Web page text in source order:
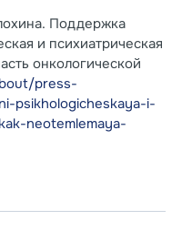
Поддержка
и психиатрическая
онкологической
press-
psikhologicheskaya-i-
neotemlemaya-